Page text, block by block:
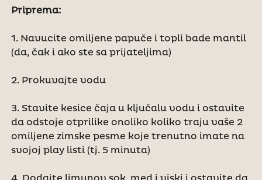
Priprema:
1. Navucite omiljene papuče i topli bade mantil
(da, čak i ako ste sa prijateljima)
2. Prokuvajte vodu
3. Stavite kesice čaja u ključalu vodu i ostavite
da odstoje otprilike onoliko koliko traju vaše 2
omiljene zimske pesme koje trenutno imate na
svojoj play listi (tj. 5 minuta)